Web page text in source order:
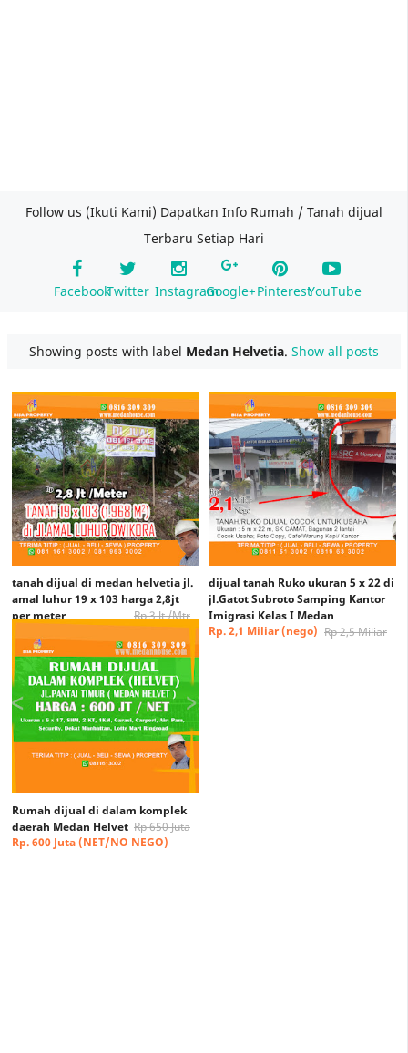
Follow us (Ikuti Kami) Dapatkan Info Rumah / Tanah dijual
Terbaru Setiap Hari
FacebookTwitter InstagramGoogle+PinterestYouTube
Showing posts with label Medan Helvetia. Show all posts
tanah dijual di medan helvetia jl.
amal luhur 19 x 103 harga 2,8jt
per meter
Rp 3 Jt /Mtr
Rp. 2,8 jt/meter (nego)
dijual tanah Ruko ukuran 5 x 22 di
jl.Gatot Subroto Samping Kantor
Imigrasi Kelas I Medan
Rp 2,5 Miliar
Rp. 2,1 Miliar (nego)
Rumah dijual di dalam komplek
daerah Medan Helvet Rp 650 Juta
Rp. 600 Juta (NET/NO NEGO)